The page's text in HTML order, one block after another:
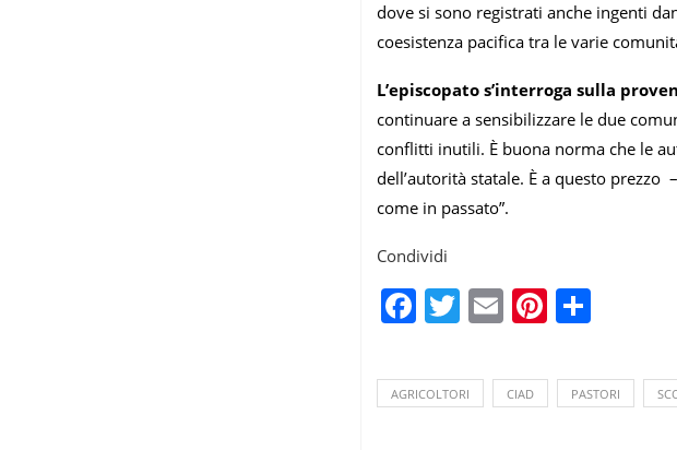
dove si sono registrati anche ingenti
coesistenza pacifica tra le varie
L’episcopato s’interroga sulla
continuare a sensibilizzare le due
conflitti inutili. È buona norma che le
dell’autorità statale. È a questo
come in passato”.
Condividi
Facebook
Twitter
EmailPinterest
AGRICOLTORI CIAD PASTORI